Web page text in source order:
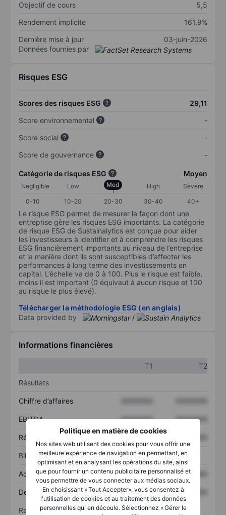
Politique en matière de cookies
Nos sites web utilisent des cookies pour vous offrir une
meilleure expérience de navigation en permettant, en
optimisant et en analysant les opérations du site, ainsi
que pour fournir un contenu publicitaire personnalisé et
vous permettre de vous connecter aux médias sociaux.
En choisissant « Tout Accepter», vous consentez à
l'utilisation de cookies et au traitement des données
personnelles qui en découle. Sélectionnez « Gérer le
Objectif de cours
5,5
Rendement implicite
161,9%
Dernière mise à jour
03-juin-2026
Données fournies par
Risques ESG
Scores des risques ESG
29,11
Score environnemental
-
Score social
-
Score de gouvernance
-
Catégorie de risques ESG Moyen
Negligible Low Med High
Severe
0-10
10-20 20-30 30-40 40+
Le risque ESG permet de mesurer la façon dont une
entreprise gère les risques ESG importants. La catégorie
de risque ESG de Sustainalytics est conçue pour aider
les investisseurs à identifier et à comprendre les risques
ESG financièrement importants au niveau de l’entreprise
et la manière dont ils sont susceptibles d’affecter les
performances à long terme des investissements en
capital. L’échelle va de 0 à 100. Plus le risque est faible,
moins il est important (0 équivaut à aucun risque et 100
au risque le plus élevé).
Télécharger la méthodologie ESG (en anglais)
Data provided by
/
Informations financières
T1
T2
Résultats
Chiffre d’affaires
EBITDA XXXXXXX XXXXXXX
Résultat net
Bilan
Actif total XXXXXXX XXXXXXX
Dette totale XXXXXXX XXXXXXX
Ratios